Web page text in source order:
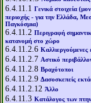
6.4.11.1 Γενικά στοιχεία
περιοχής - για την Ελλάδα,
Παγκόσμια)
6.4.11.2 Περιγραφή
κατανομή στο χώρο
6.4.11.2.6 Καλλιεργούμενες
6.4.11.2.7 Αστικό
6.4.11.2.8 Βραχότοποι
6.4.11.2.9 Δασοσκεπείς
6.4.11.2.12 Άλλο
6.4.11.3 Κατάλογος των